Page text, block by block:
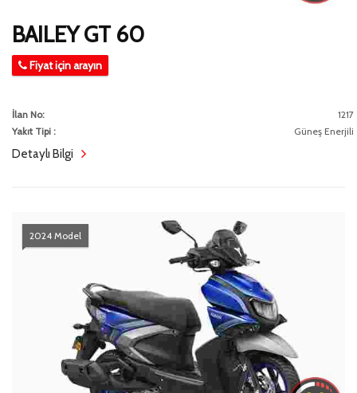
BAILEY GT 60
Fiyat için arayın
İlan No:
1217
Yakıt Tipi :
Güneş Enerjili
Detaylı Bilgi
2024 Model